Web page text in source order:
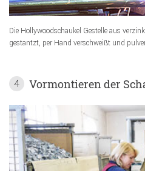
Die Hollywoodschaukel Gestelle aus
gestantzt, per Hand verschweißt und
4 Vormontieren der